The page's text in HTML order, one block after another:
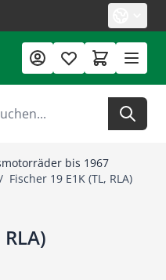
bis 1967
/ Fischer 19 E1K (TL, RLA)